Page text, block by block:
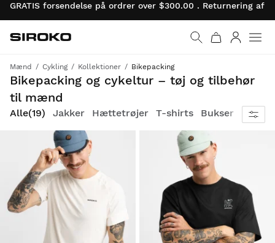
GRATIS forsendelse på ordrer over $300.00 . Returnering
Gå til startsiden
Siroko.com
Mænd Cykling Kollektioner Bikepacking
Bikepacking og cykeltur – tøj og tilbehør
til mænd
Komfort, anvendelighed og ydeevne til at nyde dine cykeleventyr fuldt ud
Alle(19) Jakker Hættetrøjer T-shirts Bukser